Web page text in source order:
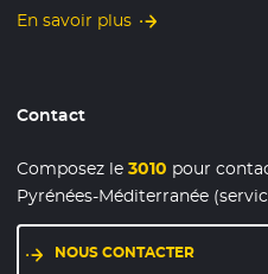
En savoir plus
Contact
Composez le3010 pour
Pyrénées-Méditerranée
NOUS CONTACTER